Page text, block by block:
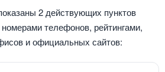
2 действующих пунктов
телефонов, рейтингами,
и официальных сайтов: